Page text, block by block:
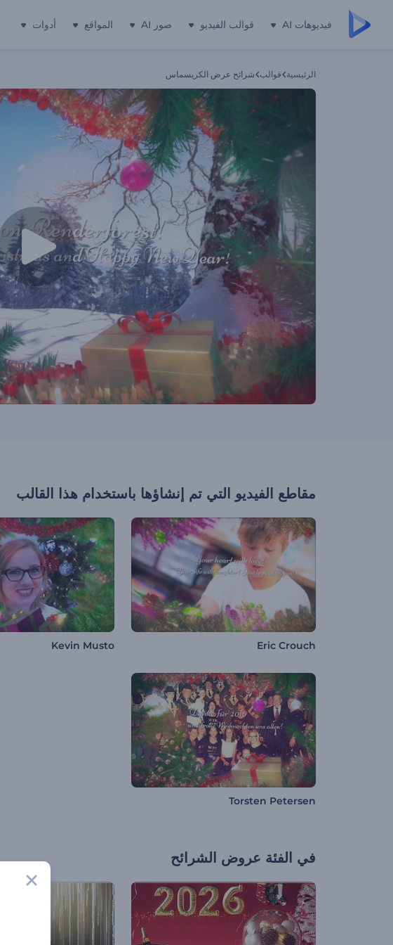
فيديوهات AI قوالب الفيديو صور AI المواقع أدوات
الرئيسية قوالب شرائح عرض الكريسماس
مقاطع الفيديو التي تم إنشاؤها باستخدام هذا القالب
Eric Crouch
Kevin Musto
Torsten Petersen
في الفئة عروض الشرائح